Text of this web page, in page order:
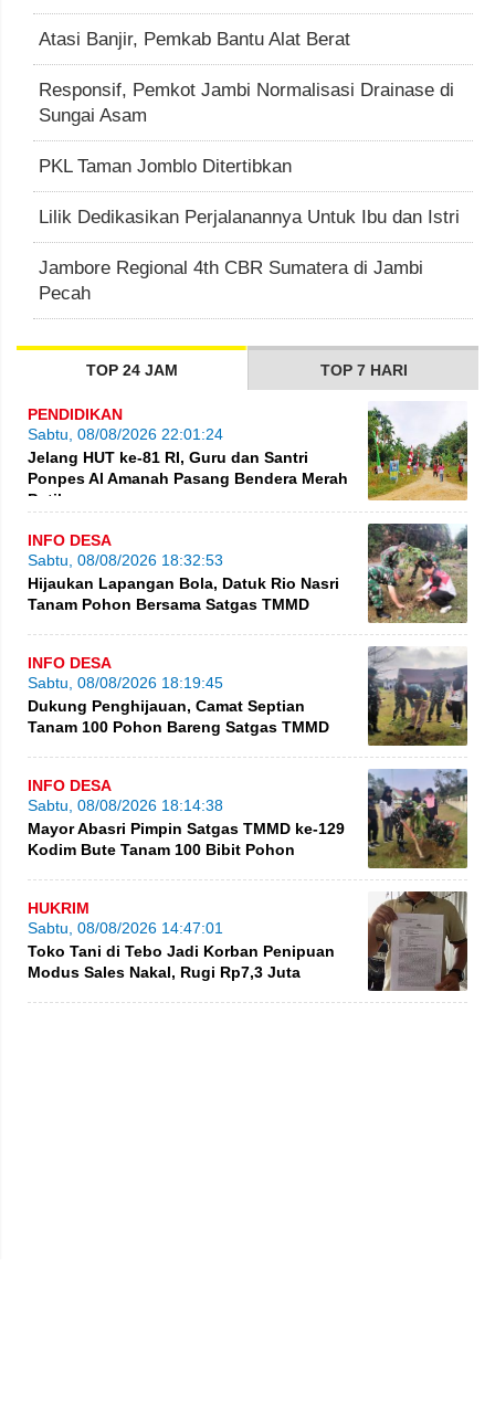
Atasi Banjir, Pemkab Bantu Alat Berat
Responsif, Pemkot Jambi Normalisasi Drainase di
Sungai Asam
PKL Taman Jomblo Ditertibkan
Lilik Dedikasikan Perjalanannya Untuk Ibu dan Istri
Jambore Regional 4th CBR Sumatera di Jambi
Pecah
TOP 24 JAM TOP 7 HARI
PENDIDIKAN
Sabtu, 08/08/2026 22:01:24
Jelang HUT ke-81 RI, Guru dan Santri
Ponpes Al Amanah Pasang Bendera Merah
Putih
INFO DESA
Sabtu, 08/08/2026 18:32:53
Hijaukan Lapangan Bola, Datuk Rio Nasri
Tanam Pohon Bersama Satgas TMMD
INFO DESA
Sabtu, 08/08/2026 18:19:45
Dukung Penghijauan, Camat Septian
Tanam 100 Pohon Bareng Satgas TMMD
INFO DESA
Sabtu, 08/08/2026 18:14:38
Mayor Abasri Pimpin Satgas TMMD ke-129
Kodim Bute Tanam 100 Bibit Pohon
HUKRIM
Sabtu, 08/08/2026 14:47:01
Toko Tani di Tebo Jadi Korban Penipuan
Modus Sales Nakal, Rugi Rp7,3 Juta